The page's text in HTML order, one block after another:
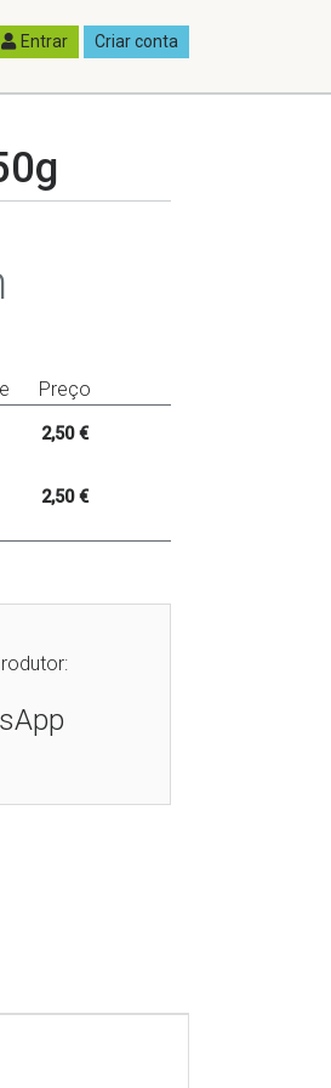
Entrar Criar conta
Preço
2,50 €
2,50 €